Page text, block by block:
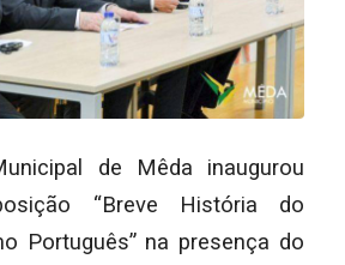
de Mêda inaugurou
“Breve História do
Português” na presença do